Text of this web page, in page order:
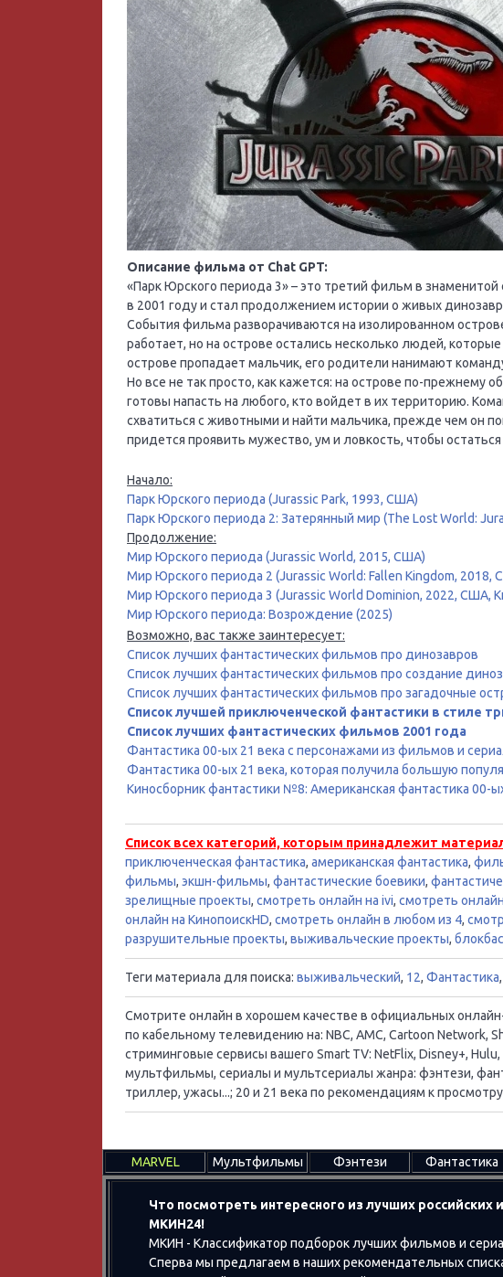
Описание фильма от Chat GPT:
«Парк Юрского периода 3» – это третий фильм в
в 2001 году и стал продолжением истории о живых
События фильма разворачиваются на изолированном
работает, но на острове остались несколько людей,
острове пропадает мальчик, его родители нанимают
Но все не так просто, как кажется: на острове по-прежнему
готовы напасть на любого, кто войдет в их территорию.
схватиться с животными и найти мальчика, прежде чем он
придется проявить мужество, ум и ловкость, чтобы
Начало:
Парк Юрского периода (Jurassic Park, 1993, США)
Парк Юрского периода 2: Затерянный мир (The Lost World:
Продолжение:
Мир Юрского периода (Jurassic World, 2015, США)
Мир Юрского периода 2 (Jurassic World: Fallen Kingdom, 2018,
Мир Юрского периода 3 (Jurassic World Dominion, 2022, США,
Мир Юрского периода: Возрождение (2025)
Возможно, вас также заинтересует:
Список лучших фантастических фильмов про динозавров
Список лучших фантастических фильмов про создание
Список лучших фантастических фильмов про загадочные
Список лучшей приключенческой фантастики в стиле
Список лучших фантастических фильмов 2001 года
Фантастика 00-ых 21 века с персонажами из фильмов и
Фантастика 00-ых 21 века, которая получила большую
Киносборник фантастики №8: Американская фантастика 00-
Список всех категорий, которым принадлежит
приключенческая фантастика, американская фантастика,
фильмы, экшн-фильмы, фантастические боевики,
зрелищные проекты, смотреть онлайн на ivi, смотреть
онлайн на КинопоискHD, смотреть онлайн в любом из 4,
разрушительные проекты, выживальческие проекты,
Теги материала для поиска: выживальческий, 12, Фантастика,
Смотрите онлайн в хорошем качестве в официальных
по кабельному телевидению на: NBC, AMC, Cartoon Network,
стриминговые сервисы вашего Smart TV: NetFlix, Disney+,
мультфильмы, сериалы и мультсериалы жанра: фэнтези,
триллер, ужасы...; 20 и 21 века по рекомендациям к
MARVEL Мультфильмы Фэнтези Фантастика
Что посмотреть интересного из лучших
МКИН24!
МКИН - Классификатор подборок лучших фильмов и
Сперва мы предлагаем в наших рекомендательных